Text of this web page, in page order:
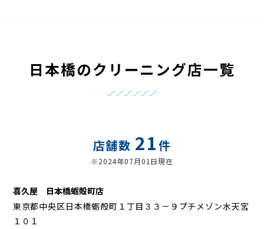
日本橋のクリーニング店一覧
店舗数 21件
※2024年07月01日現在
喜久屋 日本橋蛎殻町店
東京都中央区日本橋蛎殻町１丁目３３－９プチメゾン水天宮
１０１